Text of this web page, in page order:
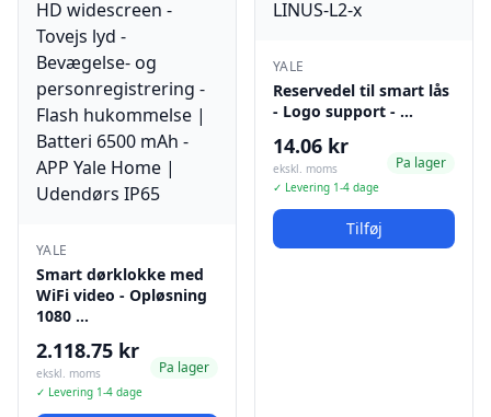
YALE
Smart dørklokke med
WiFi video - Opløsning
1080 …
2.118.75 kr
ekskl. moms
✓ Levering 1-4 dage
Pa lager
YALE
Reservedel til smart lås
- Logo support - …
14.06 kr
ekskl. moms
✓ Levering 1-4 dage
Pa lager
Tilføj